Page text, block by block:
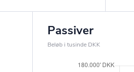
Passiver
Beløb i tusinde DKK